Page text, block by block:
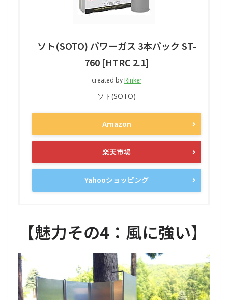
ソト(SOTO) パワーガス 3本パック ST-
760 [HTRC 2.1]
created byRinker
ソト(SOTO)
Amazon
楽天市場
Yahooショッピング
【魅力その4：風に強い】